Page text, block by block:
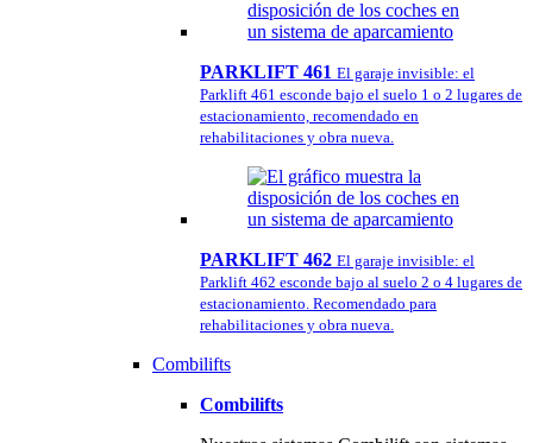
PARKLIFT 461 El garaje invisible: el
Parklift 461 esconde bajo el suelo 1 o 2 lugares de
estacionamiento, recomendado en
rehabilitaciones y obra nueva.
PARKLIFT 462 El garaje invisible: el
Parklift 462 esconde bajo al suelo 2 o 4 lugares de
estacionamiento. Recomendado para
rehabilitaciones y obra nueva.
Combilifts
Combilifts